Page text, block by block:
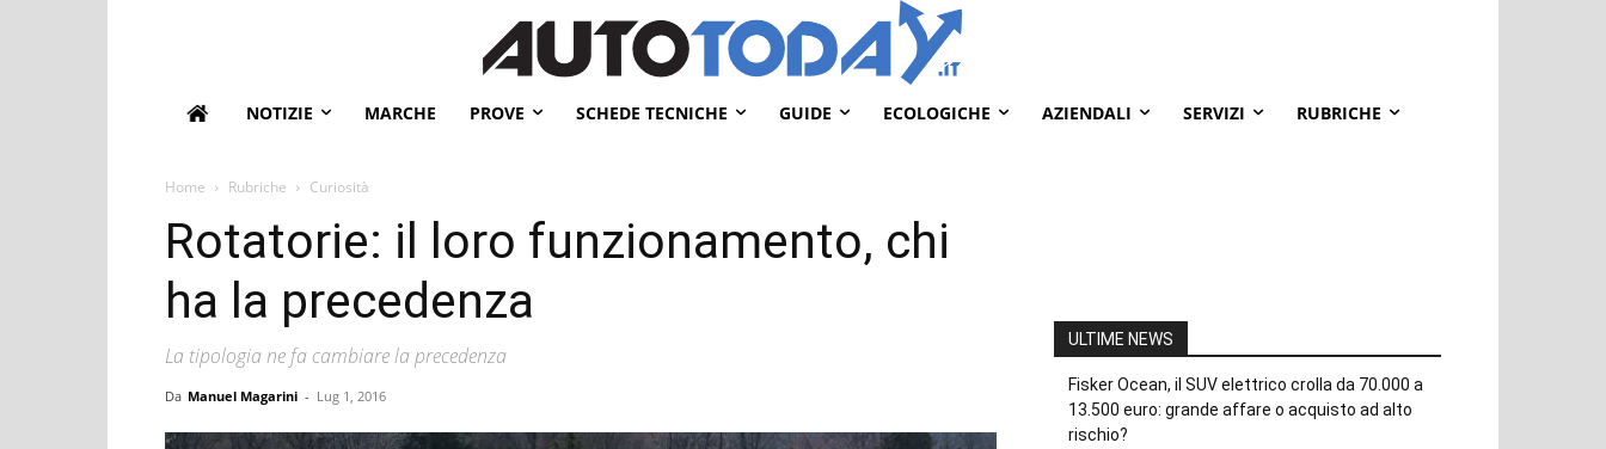
NOTIZIE MARCHE PROVE SCHEDE TECNICHE GUIDE ECOLOGICHE AZIENDALI SERVIZI RUBRICHE
Home Rubriche Curiosità
Rotatorie: il loro funzionamento, chi
ha la precedenza
La tipologia ne fa cambiare la precedenza
Da Manuel Magarini - Lug 1, 2016
ULTIME NEWS
Fisker Ocean, il SUV elettrico crolla da 70.000 a
13.500 euro: grande affare o acquisto ad alto
rischio?